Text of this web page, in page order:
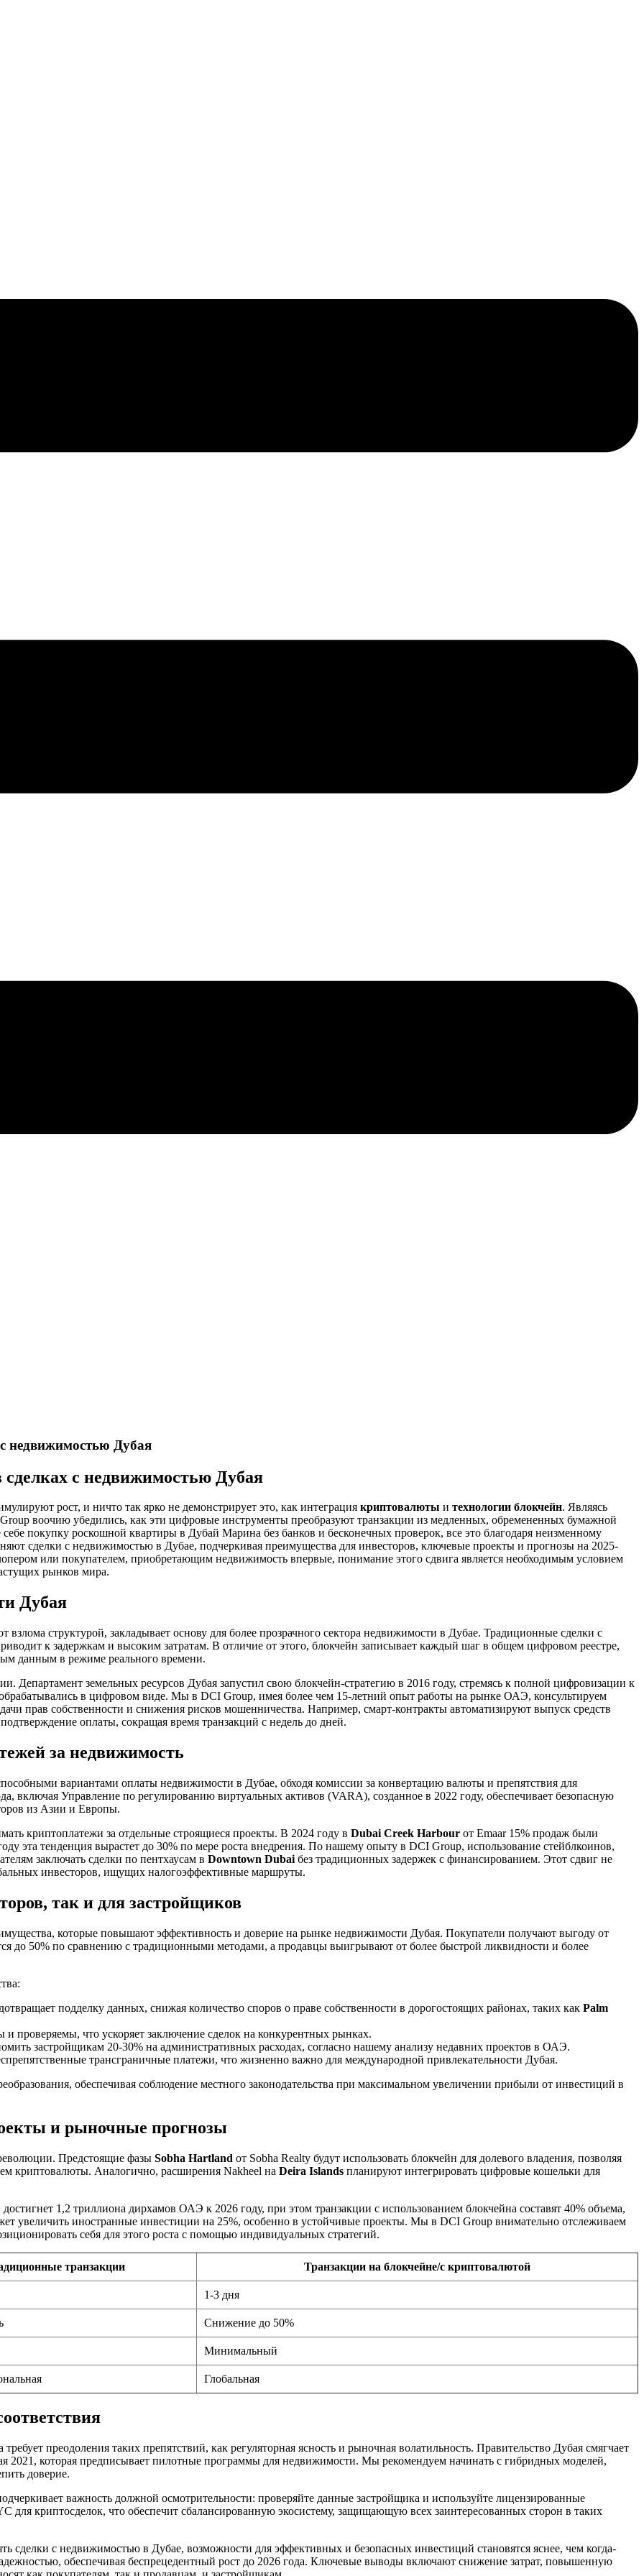
недвижимостью Дубая
с недвижимостью Дубая
рост, и ничто так ярко не демонстрирует это, как интеграция криптовалюты и технологии блокчейн. Являясь
воочию убедились, как эти цифровые инструменты преобразуют транзакции из медленных, обремененных бумажной
покупку роскошной квартиры в Дубай Марина без банков и бесконечных проверок, все это благодаря неизменному
сделки с недвижимостью в Дубае, подчеркивая преимущества для инвесторов, ключевые проекты и прогнозы на 2025-
или покупателем, приобретающим недвижимость впервые, понимание этого сдвига является необходимым условием
рынков мира.
Дубая
структурой, закладывает основу для более прозрачного сектора недвижимости в Дубае. Традиционные сделки с
к задержкам и высоким затратам. В отличие от этого, блокчейн записывает каждый шаг в общем цифровом реестре,
данным в режиме реального времени.
Департамент земельных ресурсов Дубая запустил свою блокчейн-стратегию в 2016 году, стремясь к полной цифровизации к
обрабатывались в цифровом виде. Мы в DCI Group, имея более чем 15-летний опыт работы на рынке ОАЭ, консультируем
прав собственности и снижения рисков мошенничества. Например, смарт-контракты автоматизируют выпуск средств
оплаты, сокращая время транзакций с недель до дней.
за недвижимость
вариантами оплаты недвижимости в Дубае, обходя комиссии за конвертацию валюты и препятствия для
включая Управление по регулированию виртуальных активов (VARA), созданное в 2022 году, обеспечивает безопасную
из Азии и Европы.
криптоплатежи за отдельные строящиеся проекты. В 2024 году в Dubai Creek Harbour от Emaar 15% продаж были
эта тенденция вырастет до 30% по мере роста внедрения. По нашему опыту в DCI Group, использование стейблкоинов,
заключать сделки по пентхаусам в Downtown Dubai без традиционных задержек с финансированием. Этот сдвиг не
инвесторов, ищущих налогоэффективные маршруты.
так и для застройщиков
которые повышают эффективность и доверие на рынке недвижимости Дубая. Покупатели получают выгоду от
до 50% по сравнению с традиционными методами, а продавцы выигрывают от более быстрой ликвидности и более
подделку данных, снижая количество споров о праве собственности в дорогостоящих районах, таких как Palm
проверяемы, что ускоряет заключение сделок на конкурентных рынках.
застройщикам 20-30% на административных расходах, согласно нашему анализу недавних проектов в ОАЭ.
трансграничные платежи, что жизненно важно для международной привлекательности Дубая.
обеспечивая соблюдение местного законодательства при максимальном увеличении прибыли от инвестиций в
и рыночные прогнозы
Предстоящие фазы Sobha Hartland от Sobha Realty будут использовать блокчейн для долевого владения, позволяя
криптовалюты. Аналогично, расширения Nakheel на Deira Islands планируют интегрировать цифровые кошельки для
1,2 триллиона дирхамов ОАЭ к 2026 году, при этом транзакции с использованием блокчейна составят 40% объема,
увеличить иностранные инвестиции на 25%, особенно в устойчивые проекты. Мы в DCI Group внимательно отслеживаем
себя для этого роста с помощью индивидуальных стратегий.
транзакции Транзакции на блокчейне/с криптовалютой
1-3 дня
Снижение до 50%
Минимальный
Глобальная
преодоления таких препятствий, как регуляторная ясность и рыночная волатильность. Правительство Дубая смягчает
2021, которая предписывает пилотные программы для недвижимости. Мы рекомендуем начинать с гибридных моделей,
доверие.
важность должной осмотрительности: проверяйте данные застройщика и используйте лицензированные
для криптосделок, что обеспечит сбалансированную экосистему, защищающую всех заинтересованных сторон в таких
сделки с недвижимостью в Дубае, возможности для эффективных и безопасных инвестиций становятся яснее, чем когда-
обеспечивая беспрецедентный рост до 2026 года. Ключевые выводы включают снижение затрат, повышенную